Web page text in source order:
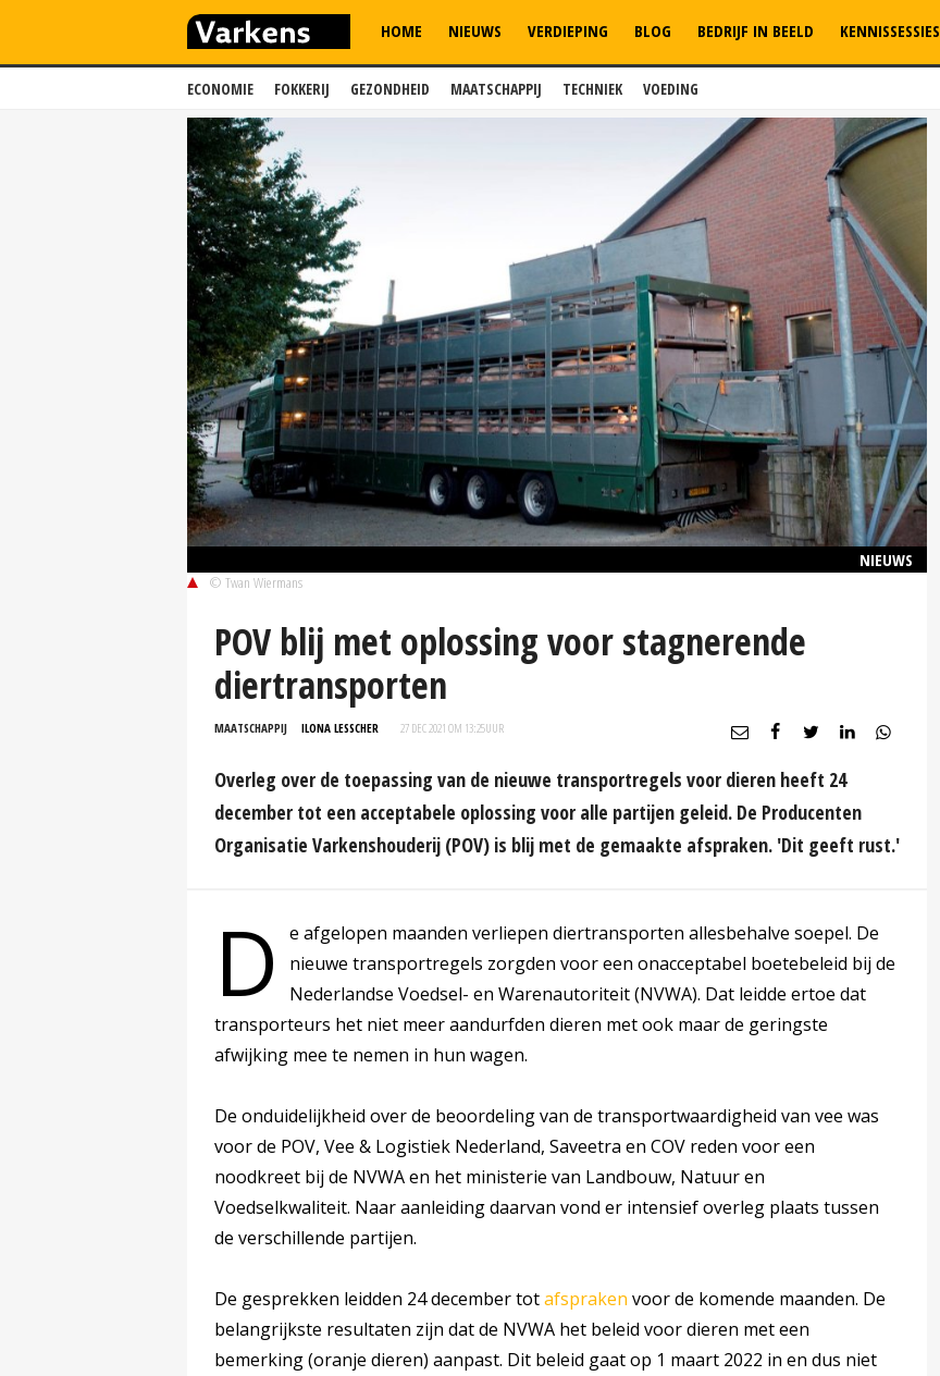
ECONOMIE FOKKERIJ GEZONDHEID MAATSCHAPPIJ TECHNIEK VOEDING
HOME NIEUWS VERDIEPING BLOG BEDRIJF IN BEELD KENNISSESSIES
NIEUWS
© Twan Wiermans
POV blij met oplossing voor stagnerende
diertransporten
MAATSCHAPPIJ ILONA LESSCHER 27 DEC 2021 OM 13:25UUR
Overleg over de toepassing van de nieuwe transportregels voor dieren heeft 24
december tot een acceptabele oplossing voor alle partijen geleid. De Producenten
Organisatie Varkenshouderij (POV) is blij met de gemaakte afspraken. 'Dit geeft rust.'
D
e afgelopen maanden verliepen diertransporten allesbehalve soepel. De
nieuwe transportregels zorgden voor een onacceptabel boetebeleid bij de
Nederlandse Voedsel- en Warenautoriteit (NVWA). Dat leidde ertoe dat
transporteurs het niet meer aandurfden dieren met ook maar de geringste
afwijking mee te nemen in hun wagen.
De onduidelijkheid over de beoordeling van de transportwaardigheid van vee was
voor de POV, Vee & Logistiek Nederland, Saveetra en COV reden voor een
noodkreet bij de NVWA en het ministerie van Landbouw, Natuur en
Voedselkwaliteit. Naar aanleiding daarvan vond er intensief overleg plaats tussen
de verschillende partijen.
De gesprekken leidden 24 december totafspraken voor de komende maanden. De
belangrijkste resultaten zijn dat de NVWA het beleid voor dieren met een
bemerking (oranje dieren) aanpast. Dit beleid gaat op 1 maart 2022 in en dus niet